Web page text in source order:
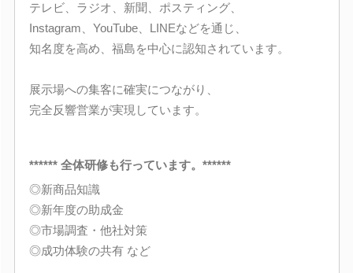
テレビ、ラジオ、新聞、ポスティング、
Instagram、YouTube、LINEなどを通じ、
知名度を高め、福島を中心に認知されています。
展示場への集客に確実につながり、
完全反響営業が実現しています。
****** 全体研修も行っています。******
◎新商品知識
◎新年度の助成金
◎市場調査・他社対策
◎成功体験の共有 など